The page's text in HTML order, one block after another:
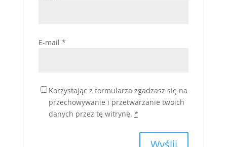
E-mail *
Korzystając z formularza zgadzasz się na
przechowywanie i przetwarzanie twoich
danych przez tę witrynę. *